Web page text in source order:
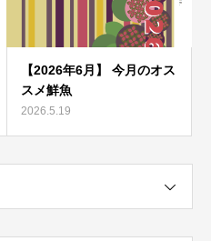
【2026年6月】 今月のオス
スメ鮮魚
2026.5.19